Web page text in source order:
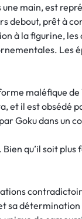
main, est
debout, prêt à
à la figurine,
Les
maléfique
et il est obsédé
Goku dans un
qu’il soit
détermination